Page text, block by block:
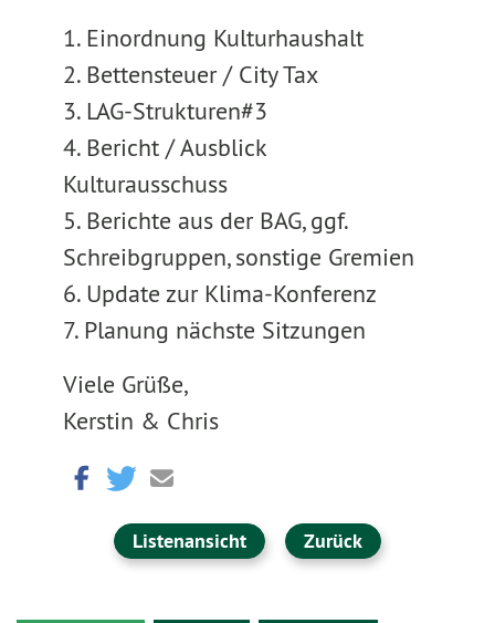
1. Einordnung Kulturhaushalt
2. Bettensteuer / City Tax
3. LAG-Strukturen#3
4. Bericht / Ausblick
Kulturausschuss
5. Berichte aus der BAG, ggf.
Schreibgruppen, sonstige Gremien
6. Update zur Klima-Konferenz
7. Planung nächste Sitzungen
Viele Grüße,
Kerstin & Chris
Listenansicht Zurück